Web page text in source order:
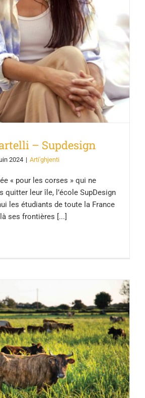
– Supdesign
2024 | Arti'ghjenti
« pour les corses » qui ne
quitter leur île, l’école SupDesign
les étudiants de toute la France
ses frontières [...]
Vache Tigre